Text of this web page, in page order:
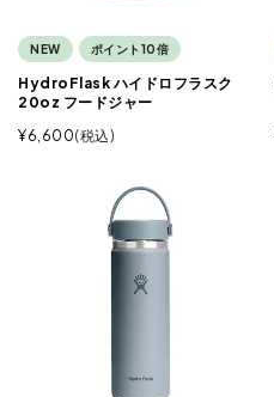
NEW ポイント10倍
HydroFlask ハイドロフラスク
20oz フードジャー
¥6,600 税込